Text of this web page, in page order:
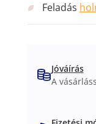
Feladás
Jóváírás
A